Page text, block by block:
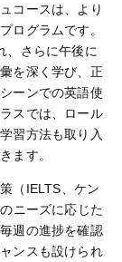
コースは、より
ログラムです。
、さらに午後に
を深く学び、正
ーンでの英語使
スでは、ロール
習方法も取り入
ます。
（IELTS、ケン
ニーズに応じた
週の進捗を確認
ンスも設けられ